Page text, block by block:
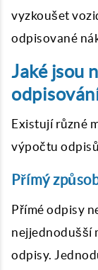
vyzkoušet
odpisované
Jaké jsou
Existují různé
výpočtu
Přímý
Přímé odpisy
nejjednodušší
odpisy.